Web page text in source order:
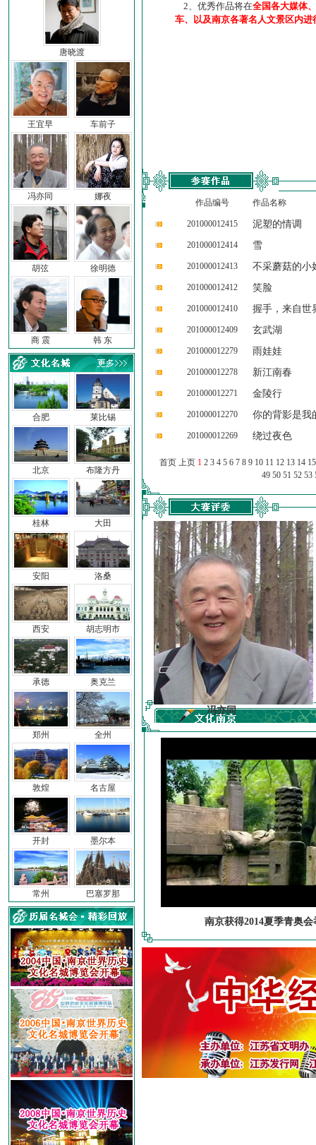
唐晓渡
王宜早 车前子
冯亦同 娜夜
胡弦 徐明德
商 震 韩 东
合肥
北京
桂林
安阳
西安
承德
郑州
敦煌
开封
常州
莱比锡
布隆方丹
大田
洛桑
胡志明市
奥克兰
全州
名古屋
墨尔本
巴塞罗那
2、优秀作品将在全国各大媒体
车、以及南京各著名人文景区内进
作品编号 作品名称
201000012415 泥塑的情调
201000012414 雪
201000012413 不采蘑菇的小
201000012412 笑脸
201000012410 握手，来自世
201000012409 玄武湖
201000012279 雨娃娃
201000012278 新江南春
201000012271 金陵行
201000012270 你的背影是我
201000012269 绕过夜色
首页 上页 1 2 3 4 5 6 7 8 9 10 11 12 13 14 15
49 50 51 52 53
子 冯亦同
南京获得2014夏季青奥会